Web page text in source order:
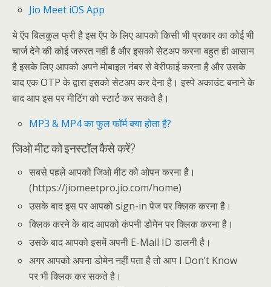
Jio Meet iOS App
ये ऍप बिलकुल फ्री है इस ऍप के लिए आपको किसी भी प्रकार का कोई भी
चार्ज देने की कोई जरुरत नहीं है और इसको सेटअप करना बहुत ही आसान
है इसके लिए आपको अपने मोबाइल नंबर से वेरीफाई करना है और उसके
बाद एक OTP के द्वारा इसको सेटअप कर देना है। इस्पे अकाउंट बनाने के
बाद आपइस परमीटिंग को स्टार्ट कर सकते है।
MP3 & MP4 का फुल फॉर्म क्या होता है?
जिओ मीट को इनस्टॉल कैसे करें?
सबसे पहले आपको जिओ मीट को ओपन करना है।
(https://jiomeetpro.jio.com/home)
उसके बाद इस पर आपको sign-in पेज पर क्लिक करना है।
क्लिक करने के बाद आपको कंपनी डोमेन पर क्लिक करना है।
उसके बाद आपको इसमें अपनी E-Mail ID डालनी है।
अगर आपको अपना डोमेन नहीं पता है तो आप I Don’t Know
पर भी क्लिक कर सकते है।